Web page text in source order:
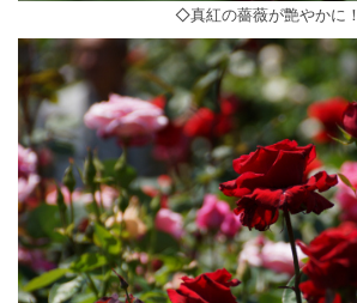
◇真紅の薔薇が艶やかに！